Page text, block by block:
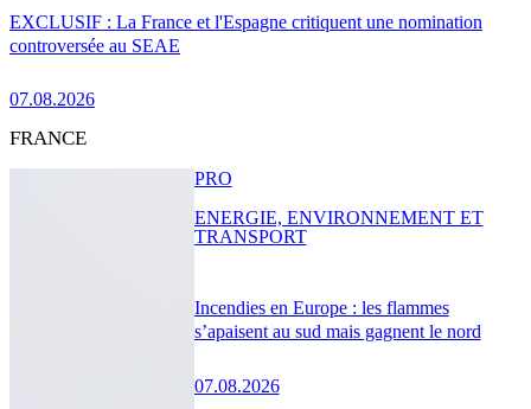
EXCLUSIF : La France et l'Espagne critiquent une nomination
controversée au SEAE
07.08.2026
FRANCE
Incendies en Europe : les flammes
s’apaisent au sud mais gagnent le nord
07.08.2026
PRO
ENERGIE, ENVIRONNEMENT ET
TRANSPORT